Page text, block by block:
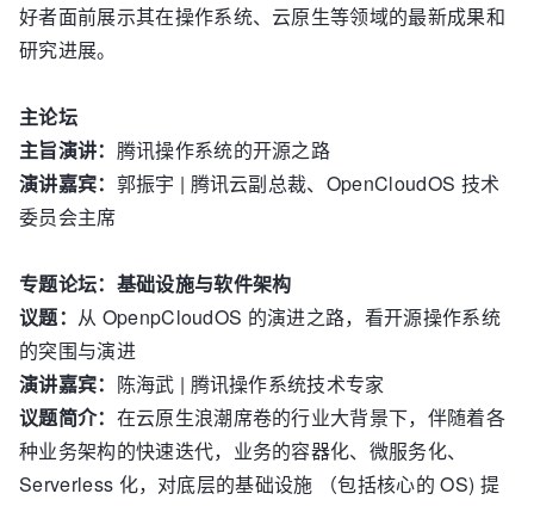
好者面前展示其在操作系统、云原生等领域的最新成果和
研究进展。
主论坛
主旨演讲： 腾讯操作系统的开源之路
演讲嘉宾： 郭振宇 | 腾讯云副总裁、OpenCloudOS 技术
委员会主席
专题论坛：基础设施与软件架构
议题： 从 OpenpCloudOS 的演进之路，看开源操作系统
的突围与演进
演讲嘉宾： 陈海武 | 腾讯操作系统技术专家
议题简介： 在云原生浪潮席卷的行业大背景下，伴随着各
种业务架构的快速迭代，业务的容器化、微服务化、
Serverless 化，对底层的基础设施 （包括核心的 OS) 提